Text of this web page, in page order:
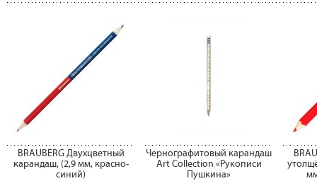
BRAUBERG Двухцветный
карандаш, (2,9 мм, красно-
синий)
Чернографитовый карандаш
Art Collection «Рукописи
Пушкина»